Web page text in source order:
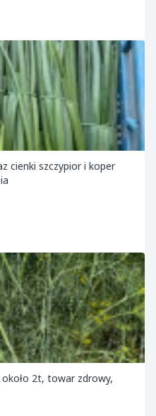
cienki szczypior i koper
2t, towar zdrowy,